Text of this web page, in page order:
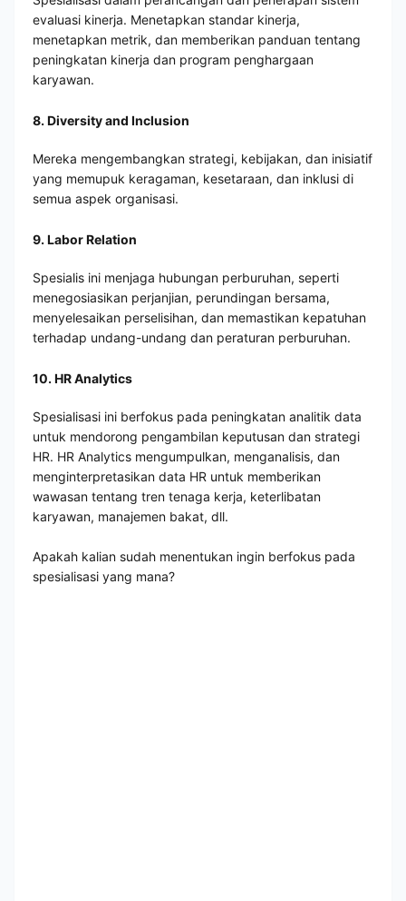
evaluasi kinerja. Menetapkan standar kinerja,
menetapkan metrik, dan memberikan panduan tentang
peningkatan kinerja dan program penghargaan
karyawan.
8. Diversity and Inclusion
Mereka mengembangkan strategi, kebijakan, dan inisiatif
yang memupuk keragaman, kesetaraan, dan inklusi di
semua aspek organisasi.
9. Labor Relation
Spesialis ini menjaga hubungan perburuhan, seperti
menegosiasikan perjanjian, perundingan bersama,
menyelesaikan perselisihan, dan memastikan kepatuhan
terhadap undang-undang dan peraturan perburuhan.
10. HR Analytics
Spesialisasi ini berfokus pada peningkatan analitik data
untuk mendorong pengambilan keputusan dan strategi
HR. HR Analytics mengumpulkan, menganalisis, dan
menginterpretasikan data HR untuk memberikan
wawasan tentang tren tenaga kerja, keterlibatan
karyawan, manajemen bakat, dll.
Apakah kalian sudah menentukan ingin berfokus pada
spesialisasi yang mana?